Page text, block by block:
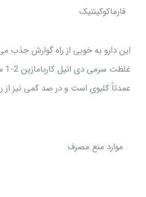
فارماکوکينتيک
این دارو به خوبی از راه گوارش
عمدتاً کلیوی است و در صد کمی نیز از
موارد منع مصرف